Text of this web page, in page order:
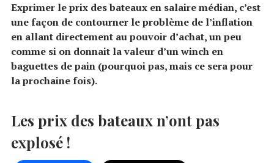
Exprimer le prix des bateaux en salaire médian, c’est
une façon de contourner le problème de l’inflation
en allant directement au pouvoir d’achat, un peu
comme si on donnait la valeur d’un winch en
baguettes de pain (pourquoi pas, mais ce sera pour
la prochaine fois).
Les prix des bateaux n’ont pas
explosé !